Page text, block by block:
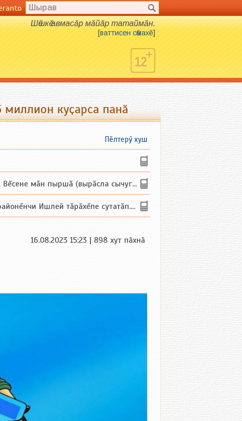
Шӗшкӗ авмасӑр мӑйӑр татаймӑн.
[ваттисен сӑмахӗ]
куҫарса панӑ
Пӗлтерӳ хуш
мăн пыршă (вырăсла сычуг) ...
Ишлей тăрăхĕпе сутатăп. Ха...
16.08.2023 15:23 | 898 хут пӑхнӑ